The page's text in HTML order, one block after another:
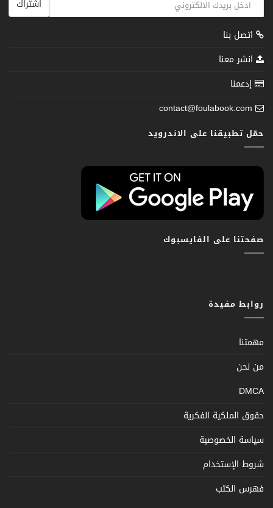
اشتراك
اتصل بنا
انشر معنا
إدعمنا
contact@foulabook.com
حمّل تطبيقنا على الاندرويد
صفحتنا على الفايسبوك
روابط مفيدة
مهمتنا
من نحن
DMCA
حقوق الملكية الفكرية
سياسة الخصوصية
شروط الإستخدام
فهرس الكتب